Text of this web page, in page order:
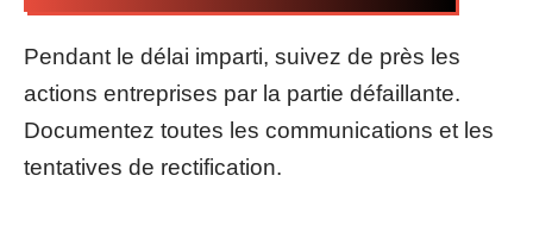
Pendant le délai imparti, suivez de près les
actions entreprises par la partie défaillante.
Documentez toutes les communications et les
tentatives de rectification.